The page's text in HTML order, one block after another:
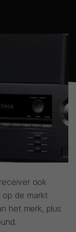
ook
de markt.
het merk, plus